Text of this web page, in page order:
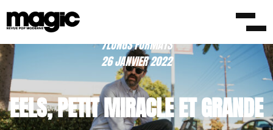
/LONGS FORMATS
26 JANVIER 2022
EELS, PETIT MIRACLE ET GRANDE